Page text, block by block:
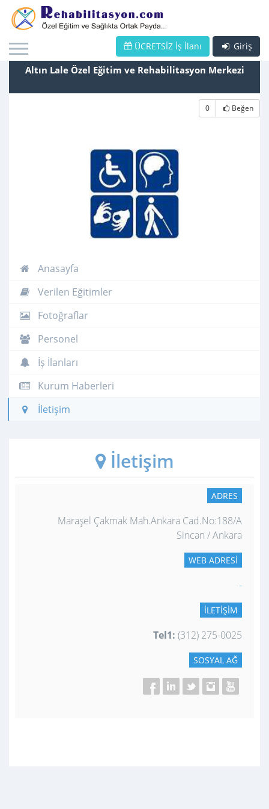
Giriş
ÜCRETSİZ İş İlanı
Altın Lale Özel Eğitim ve Rehabilitasyon Merkezi
0 Beğen
Anasayfa
Verilen Eğitimler
Fotoğraflar
Personel
İş İlanları
Kurum Haberleri
İletişim
İletişim
ADRES
Maraşel Çakmak Mah.Ankara Cad.No:188/A
Sincan / Ankara
WEB ADRESI
-
İLETIŞIM
Tel1: (312) 275-0025
SOSYAL AĞ